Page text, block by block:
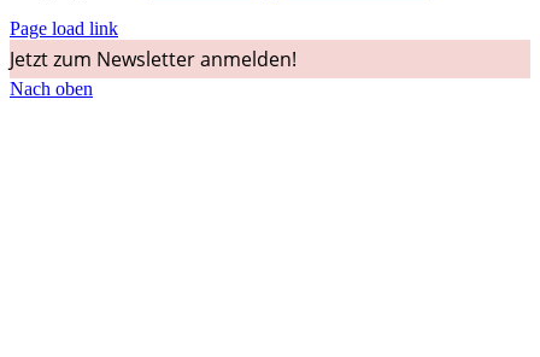
Page load link
Jetzt zum Newsletter anmelden!
Nach oben